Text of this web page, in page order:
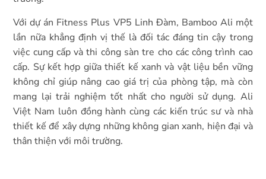
Với dự án Fitness Plus VP5 Linh Đàm, Bamboo Ali một
lần nữa khẳng định vị thế là đối tác đáng tin cậy trong
việc cung cấp và thi công sàn tre cho các công trình cao
cấp. Sự kết hợp giữa thiết kế xanh và vật liệu bền vững
không chỉ giúp nâng cao giá trị của phòng tập, mà còn
mang lại trải nghiệm tốt nhất cho người sử dụng. Ali
Việt Nam luôn đồng hành cùng các kiến trúc sư và nhà
thiết kế để xây dựng những không gian xanh, hiện đại và
thân thiện với môi trường.